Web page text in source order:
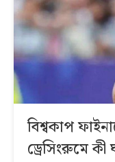
বিশ্বকাপ
ড্রেসিংরুমে